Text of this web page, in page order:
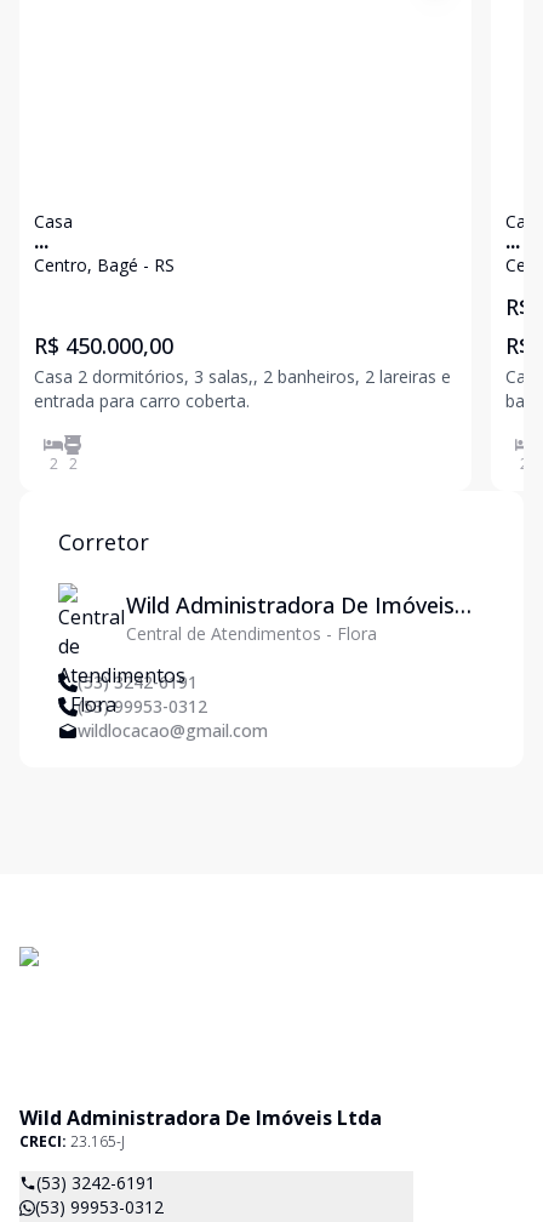
Casa
...
Centro, Bagé - RS
R$ 450.000,00
Casa 2 dormitórios, 3 salas,, 2 banheiros, 2 lareiras e
entrada para carro coberta.
2 2
Casa
...
R$
R$
2
Corretor
Wild Administradora De Imóveis
Ltda
Central de Atendimentos - Flora
(53) 3242-6191
(53) 99953-0312
wildlocacao@gmail.com
Wild Administradora De Imóveis Ltda
CRECI: 23.165-J
(53) 3242-6191
(53) 99953-0312